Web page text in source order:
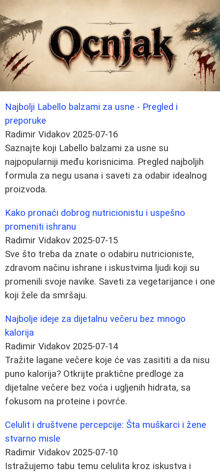
Najbolji Labello balzami za usne - Pregled i
preporuke
Radimir Vidakov 2025-07-16
Saznajte koji Labello balzami za usne su
najpopularniji među korisnicima. Pregled najboljih
formula za negu usana i saveti za odabir idealnog
proizvoda.
Kako pronaći dobrog nutricionistu i uspešno
promeniti ishranu
Radimir Vidakov 2025-07-15
Sve što treba da znate o odabiru nutricioniste,
zdravom načinu ishrane i iskustvima ljudi koji su
promenili svoje navike. Saveti za vegetarijance i one
koji žele da smršaju.
Najbolje ideje za dijetalnu večeru bez mnogo
kalorija
Radimir Vidakov 2025-07-14
Tražite lagane večere koje će vas zasititi a da nisu
puno kalorija? Otkrijte praktične predloge za
dijetalne večere bez voća i ugljenih hidrata, sa
fokusom na proteine i povrće.
Celulit i društvene percepcije: Šta muškarci i žene
stvarno misle
Radimir Vidakov 2025-07-10
Istražujemo tabu temu celulita kroz iskustva i